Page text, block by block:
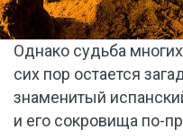
Однако судьба
сих пор остается
знаменитый
и его сокровища по-